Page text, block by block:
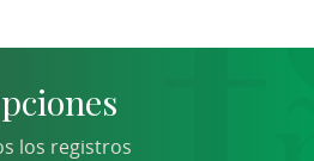
los registros